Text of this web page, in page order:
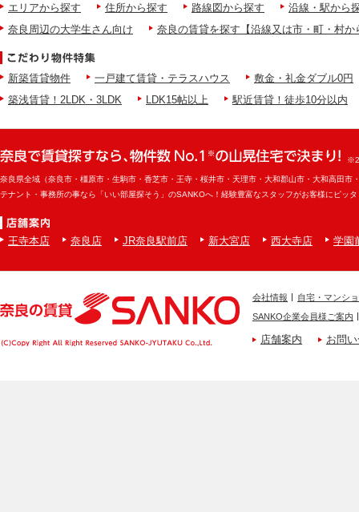
エリアから探す 住所から探す 路線図から探す
沿線・駅から
奈良周辺の大学生さん向け
奈良の賃貸を探す【沿線又は市・町・村か
新築賃貸物件 一戸建て賃貸・テラスハウス
敷金・礼金ダブル0円
築浅賃貸！2LDK・3LDK
LDK15帖以上 駅近賃貸！徒歩10分以内
奈良県全域（奈良市・橿原市・生駒市・香芝市・王寺・桜井市・天理市・大和郡山市・大和高田
テナント・事務所の事なら「いい部屋探そう」のSANKOへ！経験豊富なスタッフがお客様にピッ
王寺本店 奈良店 JR奈良駅前店 新大宮店 西大寺店 学園
会社情報
自宅・マンシ
SANKO企業会員様ご案内
店舗案内 お問